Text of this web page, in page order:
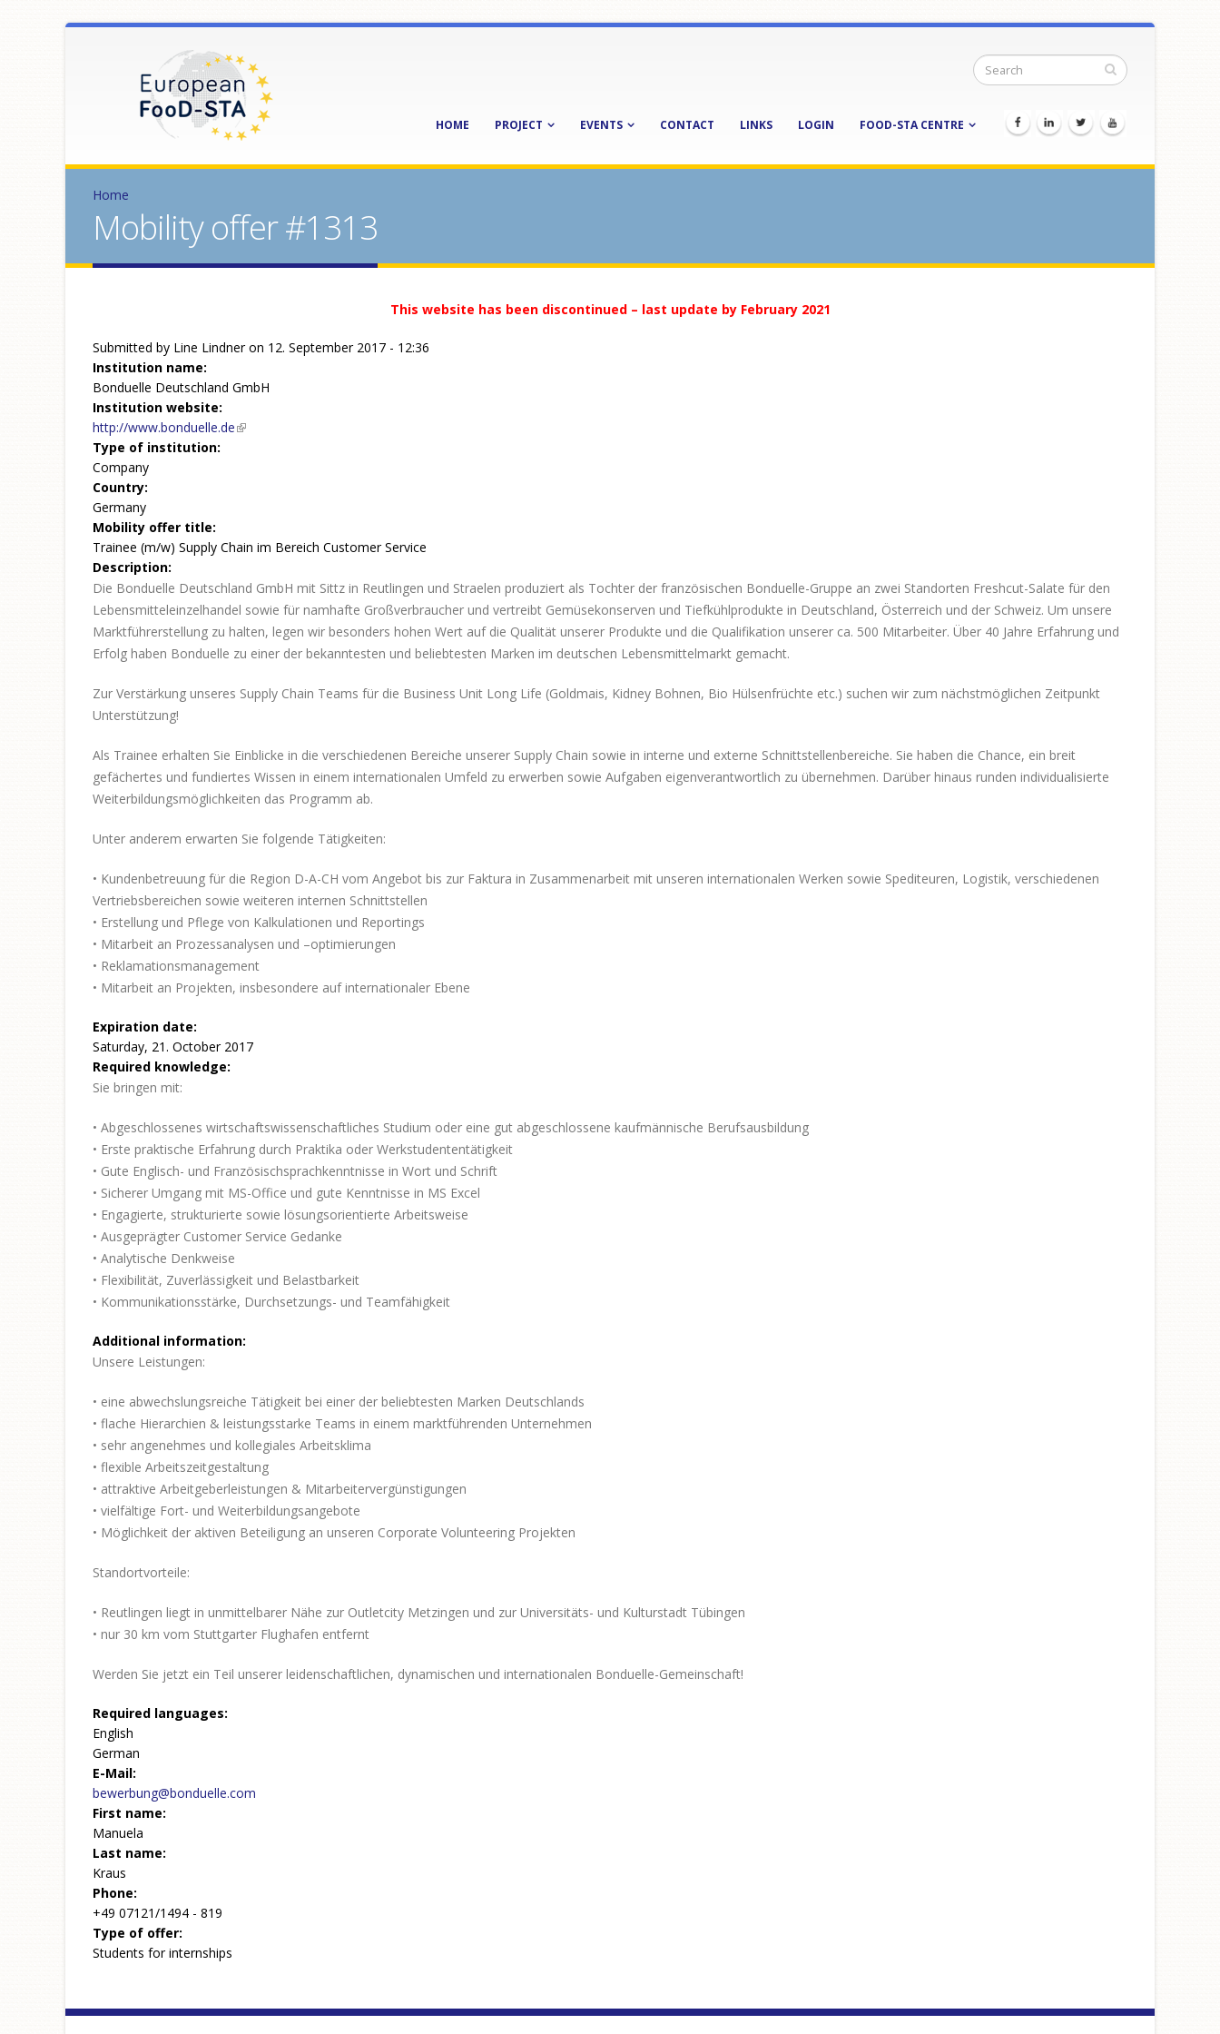
HOME PROJECT EVENTS CONTACT LINKS LOGIN FOOD-STA CENTRE
Home
Mobility offer #1313
This website has been discontinued – last update by February 2021
Submitted by Line Lindneron 12. September 2017 - 12:36
Institution name:
Bonduelle Deutschland GmbH
Institution website:
http://www.bonduelle.de(link is external)
Type of institution:
Company
Country:
Germany
Mobility offer title:
Trainee (m/w) Supply Chain im Bereich Customer Service
Description:
Die Bonduelle Deutschland GmbH mit Sittz in Reutlingen und Straelen produziert als Tochter der französischen Bonduelle-Gruppe an zwei Standorten Freshcut-Salate für den
Lebensmitteleinzelhandel sowie für namhafte Großverbraucher und vertreibt Gemüsekonserven und Tiefkühlprodukte in Deutschland, Österreich und der Schweiz. Um unsere
Marktführerstellung zu halten, legen wir besonders hohen Wert auf die Qualität unserer Produkte und die Qualifikation unserer ca. 500 Mitarbeiter. Über 40 Jahre Erfahrung und
Erfolg haben Bonduelle zu einer der bekanntesten und beliebtesten Marken im deutschen Lebensmittelmarkt gemacht.
Zur Verstärkung unseres Supply Chain Teams für die Business Unit Long Life (Goldmais, Kidney Bohnen, Bio Hülsenfrüchte etc.) suchen wir zum nächstmöglichen Zeitpunkt
Unterstützung!
Als Trainee erhalten Sie Einblicke in die verschiedenen Bereiche unserer Supply Chain sowie in interne und externe Schnittstellenbereiche. Sie haben die Chance, ein breit
gefächertes und fundiertes Wissen in einem internationalen Umfeld zu erwerben sowie Aufgaben eigenverantwortlich zu übernehmen. Darüber hinaus runden individualisierte
Weiterbildungsmöglichkeiten das Programm ab.
Unter anderem erwarten Sie folgende Tätigkeiten:
• Kundenbetreuung für die Region D-A-CH vom Angebot bis zur Faktura in Zusammenarbeit mit unseren internationalen Werken sowie Spediteuren, Logistik, verschiedenen
Vertriebsbereichen sowie weiteren internen Schnittstellen
• Erstellung und Pflege von Kalkulationen und Reportings
• Mitarbeit an Prozessanalysen und –optimierungen
• Reklamationsmanagement
• Mitarbeit an Projekten, insbesondere auf internationaler Ebene
Expiration date:
Saturday, 21. October 2017
Required knowledge:
Sie bringen mit:
• Abgeschlossenes wirtschaftswissenschaftliches Studium oder eine gut abgeschlossene kaufmännische Berufsausbildung
• Erste praktische Erfahrung durch Praktika oder Werkstudententätigkeit
• Gute Englisch- und Französischsprachkenntnisse in Wort und Schrift
• Sicherer Umgang mit MS-Office und gute Kenntnisse in MS Excel
• Engagierte, strukturierte sowie lösungsorientierte Arbeitsweise
• Ausgeprägter Customer Service Gedanke
• Analytische Denkweise
• Flexibilität, Zuverlässigkeit und Belastbarkeit
• Kommunikationsstärke, Durchsetzungs- und Teamfähigkeit
Additional information:
Unsere Leistungen:
• eine abwechslungsreiche Tätigkeit bei einer der beliebtesten Marken Deutschlands
• flache Hierarchien & leistungsstarke Teams in einem marktführenden Unternehmen
• sehr angenehmes und kollegiales Arbeitsklima
• flexible Arbeitszeitgestaltung
• attraktive Arbeitgeberleistungen & Mitarbeitervergünstigungen
• vielfältige Fort- und Weiterbildungsangebote
• Möglichkeit der aktiven Beteiligung an unseren Corporate Volunteering Projekten
Standortvorteile:
• Reutlingen liegt in unmittelbarer Nähe zur Outletcity Metzingen und zur Universitäts- und Kulturstadt Tübingen
• nur 30 km vom Stuttgarter Flughafen entfernt
Werden Sie jetzt ein Teil unserer leidenschaftlichen, dynamischen und internationalen Bonduelle-Gemeinschaft!
Required languages:
English
German
E-Mail:
bewerbung@bonduelle.com
First name:
Manuela
Last name:
Kraus
Phone:
+49 07121/1494 - 819
Type of offer:
Students for internships